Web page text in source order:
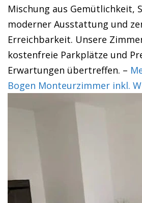
Mischung aus Gemütlichkeit,
moderner Ausstattung und
Erreichbarkeit. Unsere
kostenfreie Parkplätze und
Erwartungen übertreffen. –
Bogen Monteurzimmer inkl.